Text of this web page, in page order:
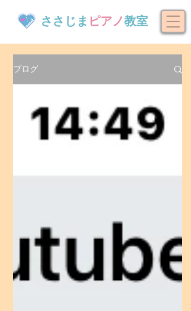
ささじま ピアノ教室
ブログ